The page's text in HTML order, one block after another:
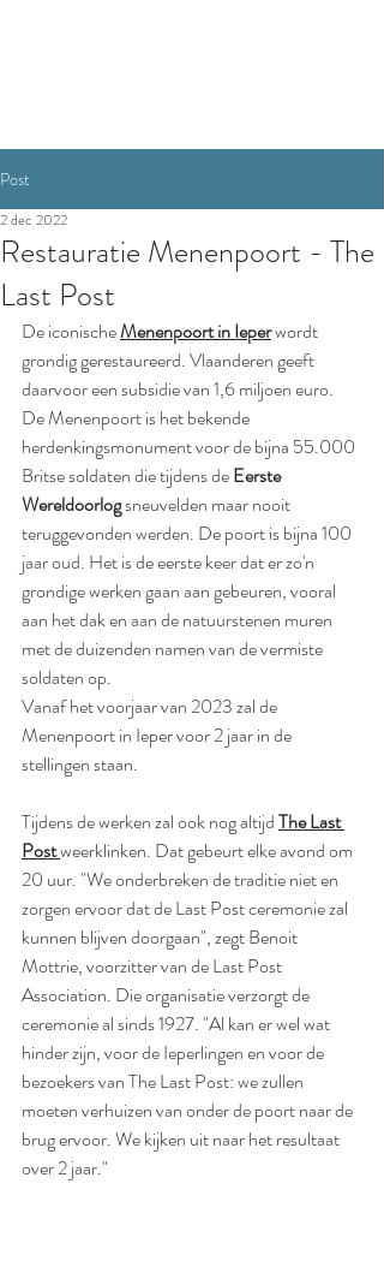
Post
Restauratie Menenpoort - The
Last Post
2 dec 2022
De iconische Menenpoort in Ieper wordt
grondig gerestaureerd. Vlaanderen geeft
daarvoor een subsidie van 1,6 miljoen euro.
De Menenpoort is het bekende
herdenkingsmonument voor de bijna 55.000
Britse soldaten die tijdens de Eerste
Wereldoorlog sneuvelden maar nooit
teruggevonden werden. De poort is bijna 100
jaar oud. Het is de eerste keer dat er zo'n
grondige werken gaan aan gebeuren, vooral
aan het dak en aan de natuurstenen muren
met de duizenden namen van de vermiste
soldaten op.
Vanaf het voorjaar van 2023 zal de
Menenpoort in Ieper voor 2 jaar in de
stellingen staan.
Tijdens de werken zal ook nog altijd The Last
Post weerklinken. Dat gebeurt elke avond om
20 uur. "We onderbreken de traditie niet en
zorgen ervoor dat de Last Post ceremonie zal
kunnen blijven doorgaan", zegt Benoit
Mottrie, voorzitter van de Last Post
Association. Die organisatie verzorgt de
ceremonie al sinds 1927. "Al kan er wel wat
hinder zijn, voor de Ieperlingen en voor de
bezoekers van The Last Post: we zullen
moeten verhuizen van onder de poort naar de
brug ervoor. We kijken uit naar het resultaat
over 2 jaar."